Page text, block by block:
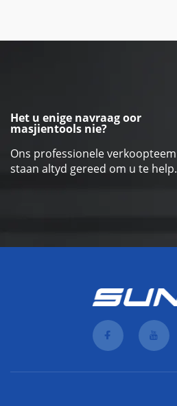
Het u enige navraag oor
masjientools nie?
Ons professionele verkoopteem
staan altyd gereed om u te help.